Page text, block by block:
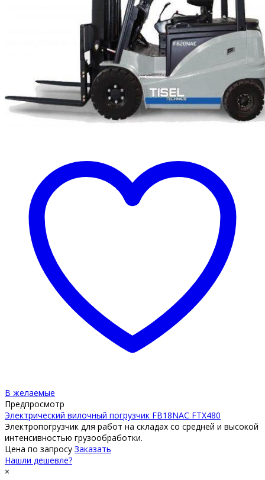
В желаемые
Предпросмотр
Электрический вилочный погрузчик FB18NAC FTX480
Электропогрузчик для работ на складах со средней и высокой
интенсивностью грузообработки.
Цена по запросу Заказать
Нашли дешевле?
×